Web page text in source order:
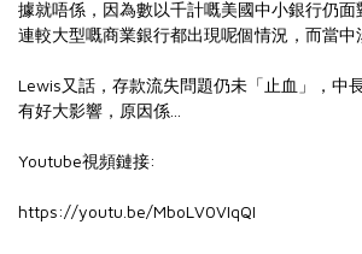
據就唔係，因為數以千計嘅美國中小銀行仍
連較大型嘅商業銀行都出現呢個情況，而當中
Lewis又話，存款流失問題仍未「止血」，中
有好大影響，原因係...
Youtube視頻鏈接:
https://youtu.be/MboLV0VIqQI